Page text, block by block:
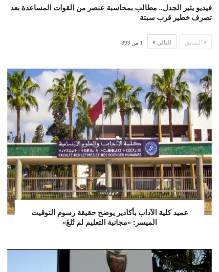
فيديو يثير الجدل.. مطالب بمحاسبة عنصر من القوات المساعدة بعد
تصرف خطير قرب سبتة
السابق التالي 1 من 393
جهويات
عميد كلية الآداب بأكادير يوضح حقيقة رسوم التوقيت
الميسر: «مجانية التعليم لم تُلغَ»